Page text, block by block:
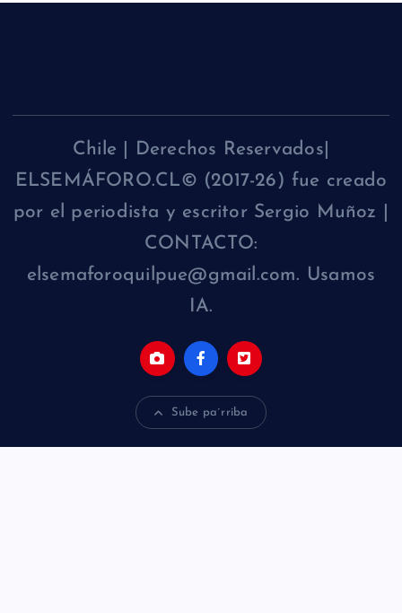
Chile | Derechos Reservados|
ELSEMÁFORO.CL© (2017-26) fue creado
por el periodista y escritor Sergio Muñoz |
CONTACTO:
elsemaforoquilpue@gmail.com. Usamos
IA.
Sube pa´rriba